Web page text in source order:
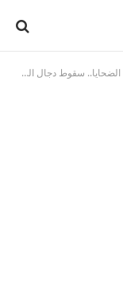
دجال السوشيال بالإسكندرية